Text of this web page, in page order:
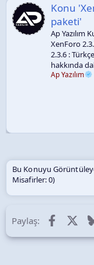
Konu
paketi'
Ap Yazılım
XenForo
2.3.6 :
hakkında
Ap Yazılım
Bu Konuyu
Misafirler: 0)
Paylaş: X